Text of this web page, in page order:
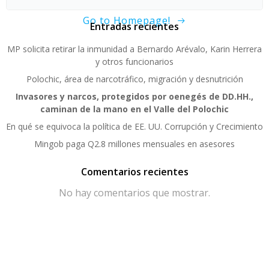
Go to Homepage!
Entradas recientes
MP solicita retirar la inmunidad a Bernardo Arévalo, Karin Herrera
y otros funcionarios
Polochic, área de narcotráfico, migración y desnutrición
Invasores y narcos, protegidos por oenegés de DD.HH.,
caminan de la mano en el Valle del Polochic
En qué se equivoca la política de EE. UU. Corrupción y Crecimiento
Mingob paga Q2.8 millones mensuales en asesores
Comentarios recientes
No hay comentarios que mostrar.